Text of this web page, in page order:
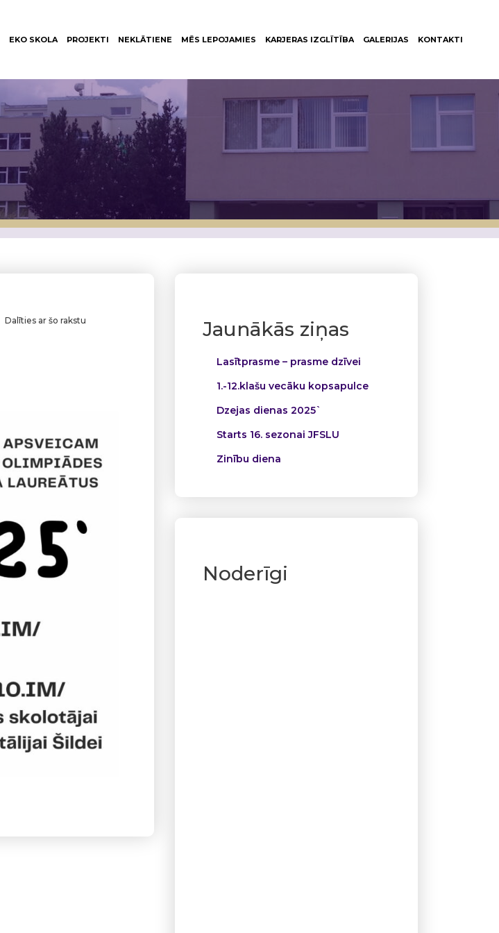
EKO SKOLA PROJEKTI NEKLĀTIENE MĒS LEPOJAMIES KARJERAS IZGLĪTĪBA GALERIJAS KONTAKTI
Jaunākās ziņas
Lasītprasme – prasme dzīvei
1.-12.klašu vecāku kopsapulce
Dzejas dienas 2025`
Starts 16. sezonai JFSLU
Zinību diena
Noderīgi
Dalīties ar šo rakstu